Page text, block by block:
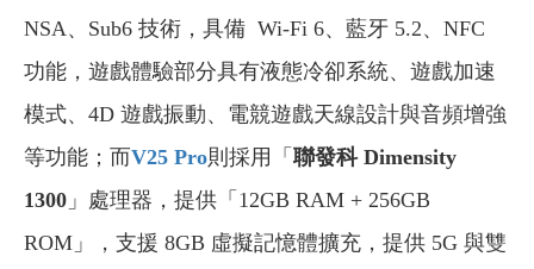
NSA、Sub6 技術，具備 Wi-Fi 6、藍牙 5.2、NFC
功能，遊戲體驗部分具有液態冷卻系統、遊戲加速
模式、4D 遊戲振動、電競遊戲天線設計與音頻增強
等功能；而V25 Pro則採用「 聯發科 Dimensity
1300 」處理器，提供「12GB RAM + 256GB
ROM」，支援 8GB 虛擬記憶體擴充，提供 5G 與雙